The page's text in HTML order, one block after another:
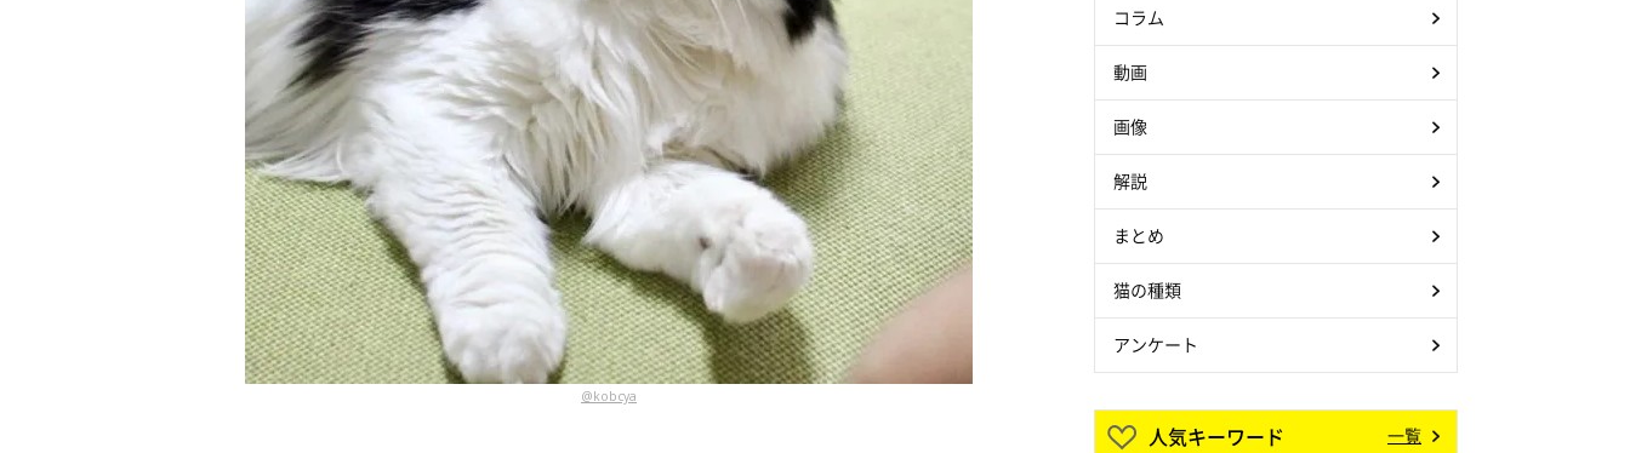
@kobcya
コラム
動画
画像
解説
まとめ
猫の種類
アンケート
人気キーワード 一覧